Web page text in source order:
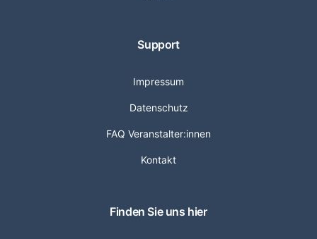
Support
Impressum
Datenschutz
FAQ Veranstalter:innen
Kontakt
Finden Sie uns hier